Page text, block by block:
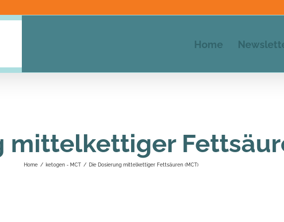
Home
mittelkettiger
Home / ketogen - MCT / Die Dosierung mittelkettiger Fettsäuren (MCT)